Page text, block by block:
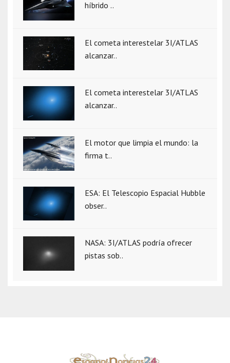
híbrido ..
El cometa interestelar 3I/ATLAS
alcanzar..
El cometa interestelar 3I/ATLAS
alcanzar..
El motor que limpia el mundo: la
firma t..
ESA: El Telescopio Espacial Hubble
obser..
NASA: 3I/ATLAS podría ofrecer
pistas sob..